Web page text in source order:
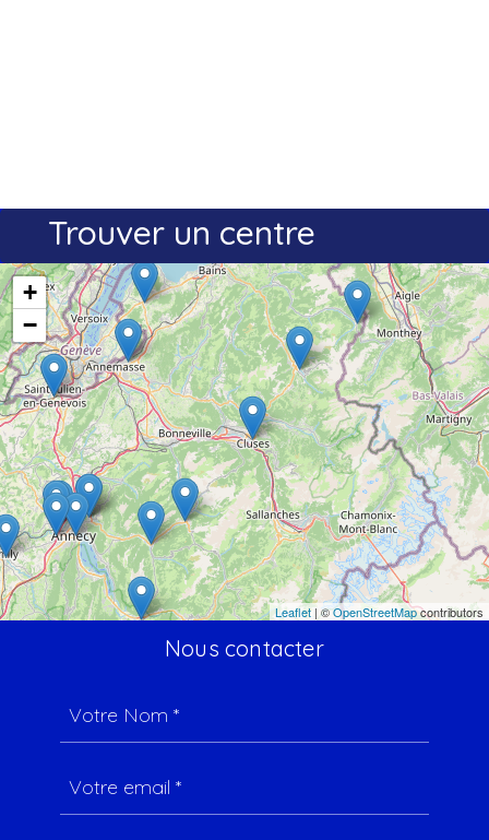
Trouver un centre
+
−
Leaflet | ©OpenStreetMapcontributors
Nous contacter